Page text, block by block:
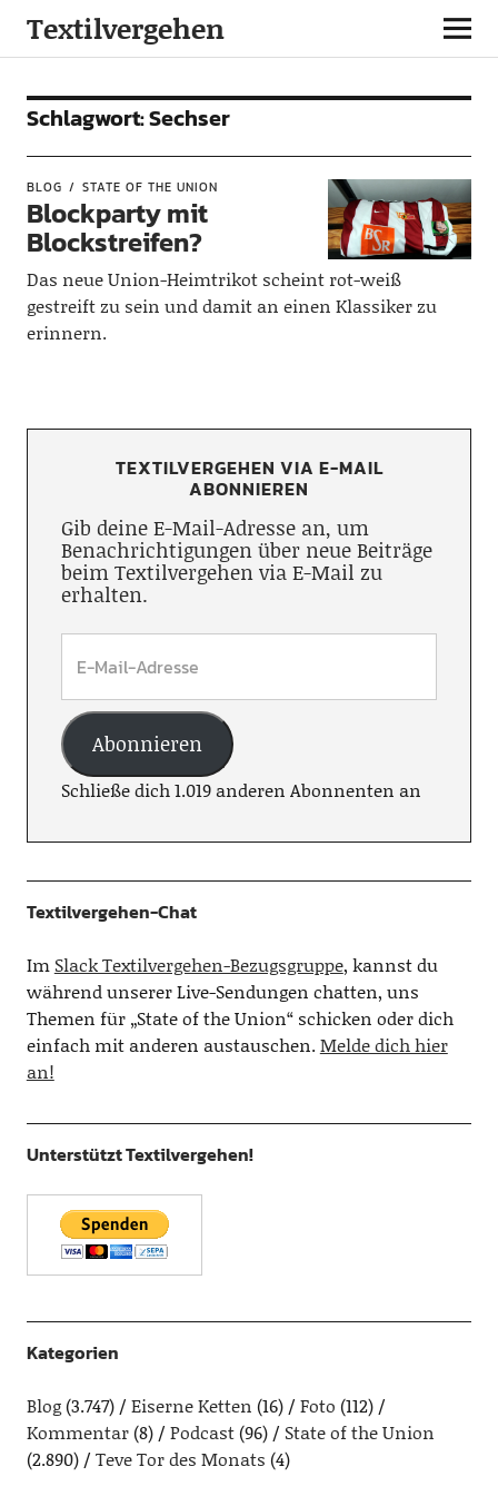
Textilvergehen
Schlagwort:Sechser
BLOG STATE OF THE UNION
Blockparty mit
Blockstreifen?
Das neue Union-Heimtrikot scheint rot-weiß
gestreift zu sein und damit an einen Klassiker zu
erinnern.
TEXTILVERGEHEN VIA E-MAIL
ABONNIEREN
Gib deine E-Mail-Adresse an, um
Benachrichtigungen über neue Beiträge
beim Textilvergehen via E-Mail zu
erhalten.
Abonnieren
Schließe dich 1.019 anderen Abonnenten an
Textilvergehen-Chat
Im Slack Textilvergehen-Bezugsgruppe, kannst du
während unserer Live-Sendungen chatten, uns
Themen für „State of the Union“ schicken oder dich
einfach mit anderen austauschen.Melde dich hier
an!
Unterstützt Textilvergehen!
Kategorien
Blog(3.747) Eiserne Ketten (16) Foto (112)
Kommentar(8) Podcast(96)
State of the Union
(2.890)
Teve Tor des Monats (4)